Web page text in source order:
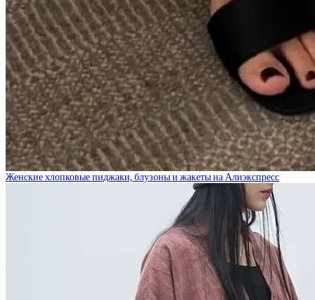
Женские хлопковые пиджаки, блузоны и жакеты на Алиэкспресс